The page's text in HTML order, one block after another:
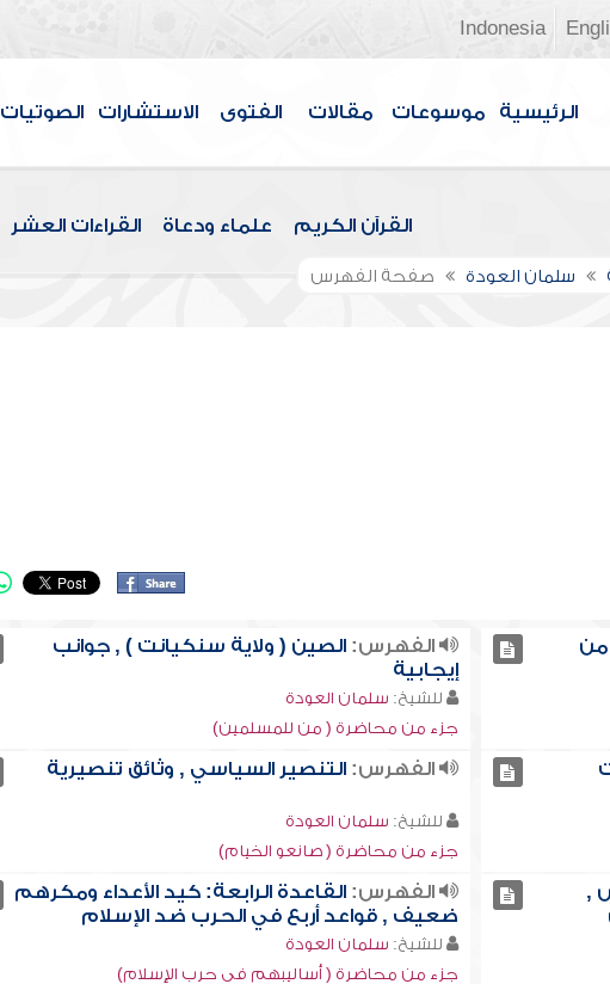
Indonesia
الرئيسية موسوعات مقالات الفتوى الاستشارات الصوتيات
القرآن الكريم علماء ودعاة القراءات العشر
سلمان العودة صفحة الفهرس
من
الفهرس: الصين ( ولاية سنكيانت ) , جوانب
إيجابية
للشيخ: سلمان العودة
جزء من محاضرة ( من للمسلمين)
الفهرس: التنصير السياسي , وثائق تنصيرية
للشيخ: سلمان العودة
جزء من محاضرة ( صانعو الخيام)
,
الفهرس: القاعدة الرابعة: كيد الأعداء ومكرهم
ضعيف , قواعد أربع في الحرب ضد الإسلام
للشيخ: سلمان العودة
جزء من محاضرة ( أساليبهم في حرب الإسلام)